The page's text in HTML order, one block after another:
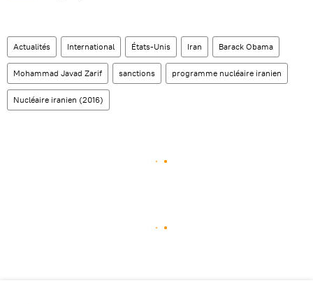
Actualités International États-Unis Iran Barack Obama
Mohammad Javad Zarif sanctions programme nucléaire iranien
Nucléaire iranien (2016)